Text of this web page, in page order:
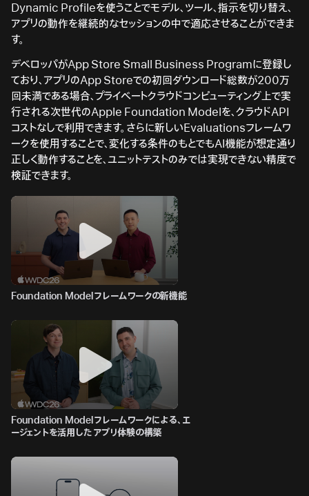
Dynamic Profileを使うことでモデル、ツール、指示を切り替え、
アプリの動作を継続的なセッションの中で適応させることができま
す。
デベロッパがApp Store Small Business Programに登録し
ており、アプリのApp Storeでの初回ダウンロード総数が200万
回未満である場合、プライベートクラウドコンピューティング上で実
行される次世代のApple Foundation Modelを、クラウドAPI
コストなしで利用できます。さらに新しいEvaluationsフレームワ
ークを使用することで、変化する条件のもとでもAI機能が想定通り
正しく動作することを、ユニットテストのみでは実現できない精度で
検証できます。
Foundation Modelフレームワークの新機能
Foundation Modelフレームワークによる、エ
ージェントを活用したアプリ体験の構築